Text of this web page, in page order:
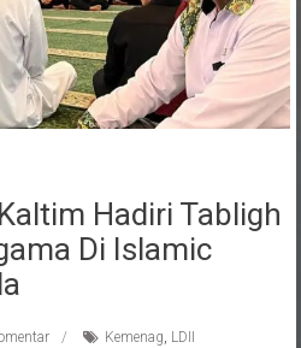
Hadiri Tabligh
Di Islamic
Kemenag, LDII